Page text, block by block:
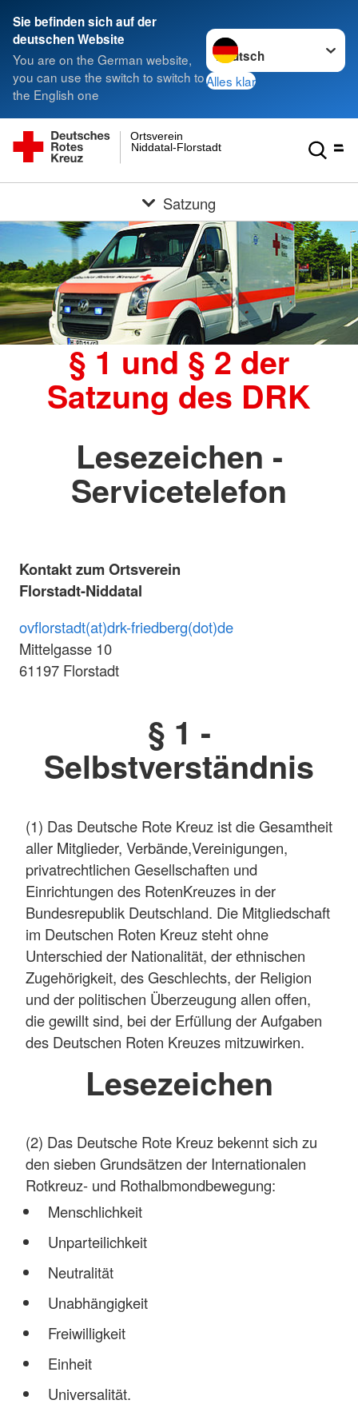
Sie befinden sich auf der
deutschen Website
You are on the German website,
you can use the switch to switch to
the English one
Sprache wechseln zu
Alles klar
Niddatal-Florstadt
Ortsverein
Satzung
§ 1 und § 2 der
Satzung des DRK
Lesezeichen -
Servicetelefon
Kontakt zum Ortsverein
Florstadt-Niddatal
ovflorstadt(at)drk-friedberg(dot)de
Mittelgasse 10
61197 Florstadt
§ 1 -
Selbstverständnis
(1) Das Deutsche Rote Kreuz ist die Gesamtheit
aller Mitglieder, Verbände,Vereinigungen,
privatrechtlichen Gesellschaften und
Einrichtungen des RotenKreuzes in der
Bundesrepublik Deutschland. Die Mitgliedschaft
im Deutschen Roten Kreuz steht ohne
Unterschied der Nationalität, der ethnischen
Zugehörigkeit, des Geschlechts, der Religion
und der politischen Überzeugung allen offen,
die gewillt sind, bei der Erfüllung der Aufgaben
des Deutschen Roten Kreuzes mitzuwirken.
Lesezeichen
(2) Das Deutsche Rote Kreuz bekennt sich zu
den sieben Grundsätzen der Internationalen
Rotkreuz- und Rothalbmondbewegung:
Menschlichkeit
Unparteilichkeit
Neutralität
Unabhängigkeit
Freiwilligkeit
Einheit
Universalität.